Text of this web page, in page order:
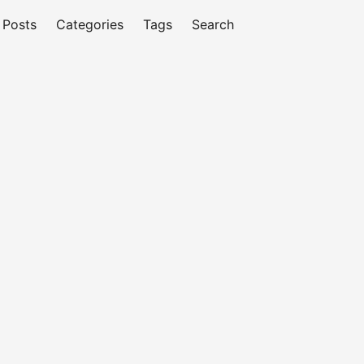
Posts Categories Tags Search